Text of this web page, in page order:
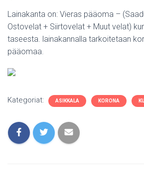
Lainakanta on: Vieras pääoma –
Ostovelat + Siirtovelat + Muut velat)
taseesta. lainakannalla tarkoitetaan
pääomaa.
Kategoriat: ASIKKALA KORONA